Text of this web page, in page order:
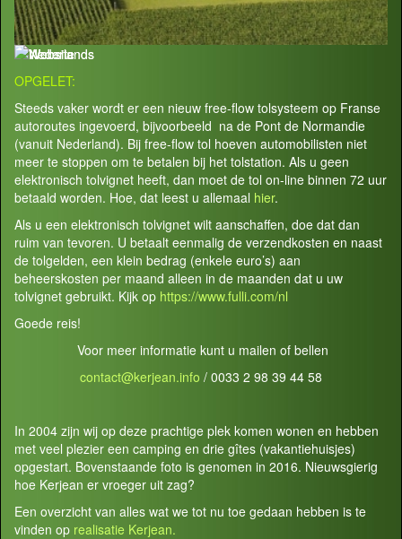
OPGELET:
Steeds vaker wordt er een nieuw free-flow tolsysteem op Franse
autoroutes ingevoerd, bijvoorbeeld na de Pont de Normandie
(vanuit Nederland). Bij free-flow tol hoeven automobilisten niet
meer te stoppen om te betalen bij het tolstation. Als u geen
elektronisch tolvignet heeft, dan moet de tol on-line binnen 72 uur
betaald worden. Hoe, dat leest u allemaal hier.
Als u een elektronisch tolvignet wilt aanschaffen, doe dat dan
ruim van tevoren. U betaalt eenmalig de verzendkosten en naast
de tolgelden, een klein bedrag (enkele euro’s) aan
beheerskosten per maand alleen in de maanden dat u uw
tolvignet gebruikt. Kijk op https://www.fulli.com/nl
Goede reis!
Voor meer informatie kunt u mailen of bellen
contact@kerjean.info / 0033 2 98 39 44 58
In 2004 zijn wij op deze prachtige plek komen wonen en hebben
met veel plezier een camping en drie gîtes (vakantiehuisjes)
opgestart. Bovenstaande foto is genomen in 2016. Nieuwsgierig
hoe Kerjean er vroeger uit zag?
Een overzicht van alles wat we tot nu toe gedaan hebben is te
vinden op realisatie Kerjean.